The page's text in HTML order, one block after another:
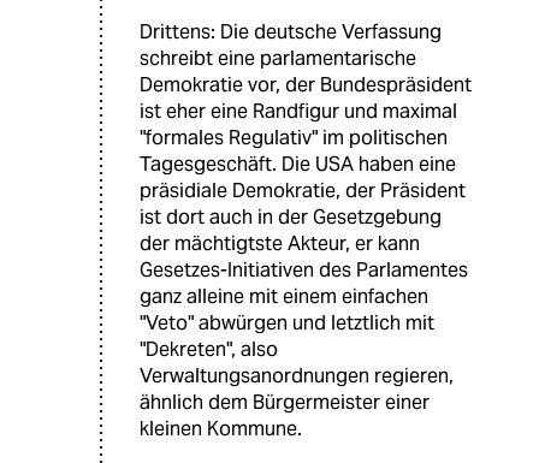
Drittens: Die deutsche Verfassung
schreibt eine parlamentarische
Demokratie vor, der Bundespräsident
ist eher eine Randfigur und maximal
"formales Regulativ" im politischen
Tagesgeschäft. Die USA haben eine
präsidiale Demokratie, der Präsident
ist dort auch in der Gesetzgebung
der mächtigtste Akteur, er kann
Gesetzes-Initiativen des Parlamentes
ganz alleine mit einem einfachen
"Veto" abwürgen und letztlich mit
"Dekreten", also
Verwaltungsanordnungen regieren,
ähnlich dem Bürgermeister einer
kleinen Kommune.